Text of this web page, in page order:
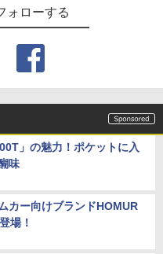
ォローする
」の魅力！ポケットに入
味
カー向けブランドHOMUR
場！